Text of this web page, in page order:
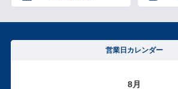
営業日カレンダー
8月